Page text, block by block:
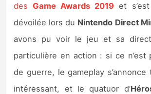
des Game Awards 2019 et
dévoilée lors du Nintendo Direct
avons pu voir le jeu et sa
particulière en action : si ce n’est
de guerre, le gameplay s’annonce
intéressant, et le quatuor d’